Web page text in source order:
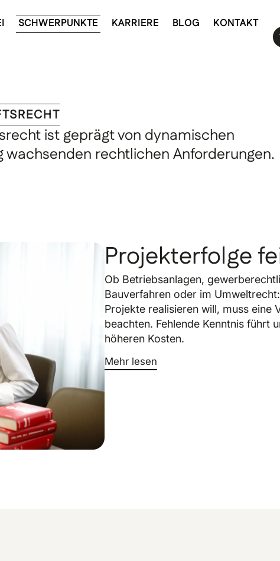
SCHWERPUNKTE KARRIERE BLOG KONTAKT
ist geprägt von dynamischen
wachsenden rechtlichen Anforderungen.
Projekterfolge
Ob Betriebsanlagen,
Bauverfahren oder im
Projekte realisieren will, muss eine
beachten. Fehlende Kenntnis führt
höheren Kosten.
Mehr lesen